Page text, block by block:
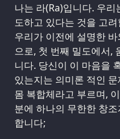
나는 라(Ra)입니다. 우
도하고 있다는 것을 고
우리가 이전에 설명한
으로, 첫 번째 밀도에서,
니다. 당신이 이 마음을
있는지는 의미론 적인
몸 복합체라고 부르며,
분에 하나의 무한한 창
합니다;